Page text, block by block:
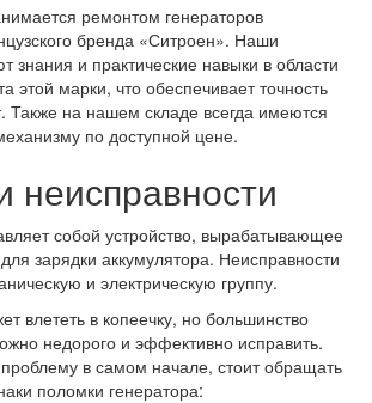
ремонтом генераторов
бренда «Ситроен». Наши
знания и практические навыки в области
этой марки, что обеспечивает точность
Также на нашем складе всегда имеются
по доступной цене.
неисправности
собой устройство, вырабатывающее
зарядки аккумулятора. Неисправности
и электрическую группу.
влететь в копеечку, но большинство
недорого и эффективно исправить.
в самом начале, стоит обращать
поломки генератора: